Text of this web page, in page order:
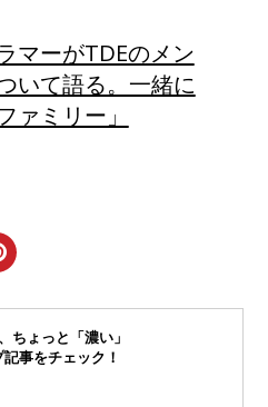
マーがTDEのメン
いて語る。一緒に
ァミリー」
ちょっと「濃い」
事をチェック！